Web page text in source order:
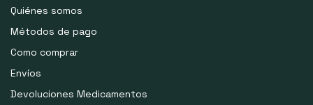
Quiénes somos
Métodos de pago
Como comprar
Envíos
Devoluciones Medicamentos